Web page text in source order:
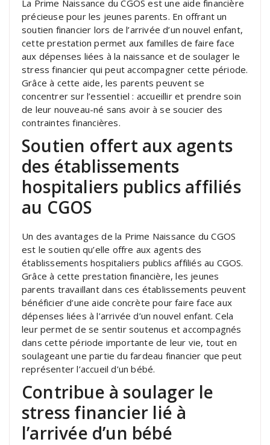
La Prime Naissance du CGOS est une aide financière
précieuse pour les jeunes parents. En offrant un
soutien financier lors de l’arrivée d’un nouvel enfant,
cette prestation permet aux familles de faire face
aux dépenses liées à la naissance et de soulager le
stress financier qui peut accompagner cette période.
Grâce à cette aide, les parents peuvent se
concentrer sur l’essentiel : accueillir et prendre soin
de leur nouveau-né sans avoir à se soucier des
contraintes financières.
Soutien offert aux agents
des établissements
hospitaliers publics affiliés
au CGOS
Un des avantages de la Prime Naissance du CGOS
est le soutien qu’elle offre aux agents des
établissements hospitaliers publics affiliés au CGOS.
Grâce à cette prestation financière, les jeunes
parents travaillant dans ces établissements peuvent
bénéficier d’une aide concrète pour faire face aux
dépenses liées à l’arrivée d’un nouvel enfant. Cela
leur permet de se sentir soutenus et accompagnés
dans cette période importante de leur vie, tout en
soulageant une partie du fardeau financier que peut
représenter l’accueil d’un bébé.
Contribue à soulager le
stress financier lié à
l’arrivée d’un bébé